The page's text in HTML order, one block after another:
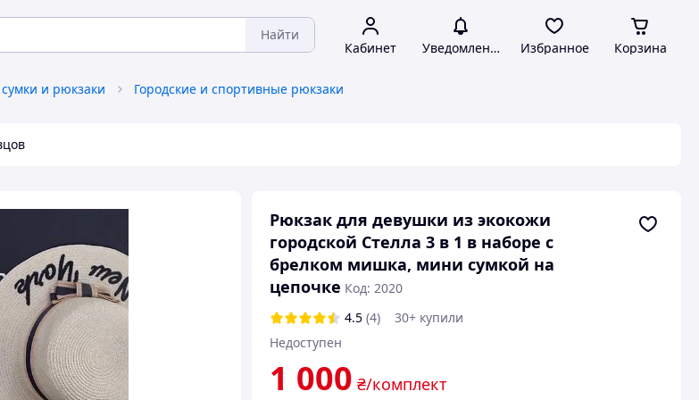
Найти
Кабинет Уведомления Избранное Корзина
и рюкзаки Городские и спортивные рюкзаки
Рюкзак для девушки из экокожи
городской Стелла 3 в 1 в наборе с
брелком мишка, мини сумкой на
цепочке Код: 2020
4.5 (4)
30+ купили
Недоступен
1 000 ₴/комплект